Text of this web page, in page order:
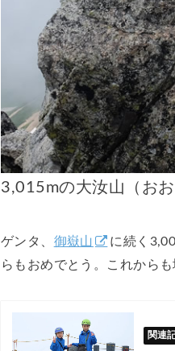
3,015mの大汝山（お
ゲンタ、 御嶽山
に続く
らもおめでとう。これから